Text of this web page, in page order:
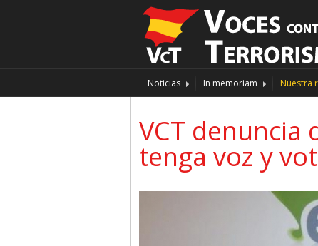
Noticias In memoriam Nuestra
VCT denuncia
tenga voz y